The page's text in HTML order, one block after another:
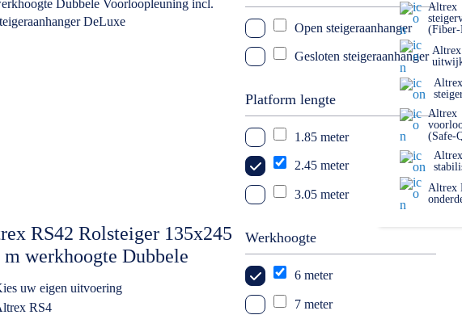
Altrex
Altrex
Altrex
Altrex
(Safe-
Altrex
Altrex
RS42 Rolsteiger 135x245
m werkhoogte Dubbele
incl.
DeLuxe
uw eigen uitvoering
RS4
Open steigeraanhanger
Gesloten steigeraanhanger
Platform lengte
1.85 meter
2.45 meter
3.05 meter
Werkhoogte
6 meter
7 meter